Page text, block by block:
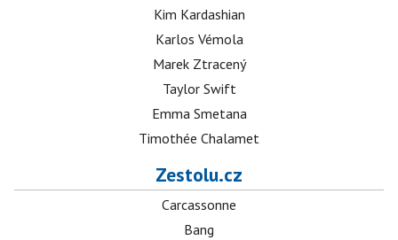
Kim Kardashian
Karlos Vémola
Marek Ztracený
Taylor Swift
Emma Smetana
Timothée Chalamet
Zestolu.cz
Carcassonne
Bang